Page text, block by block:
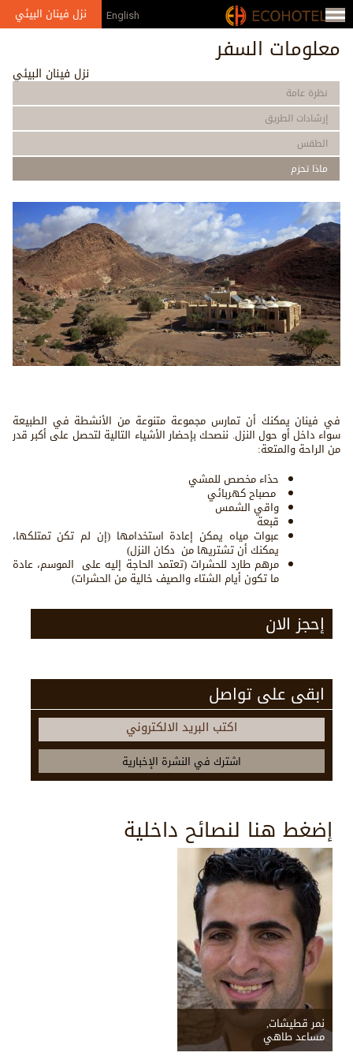
Jump to navigation
English نزل فينان البيئي
معلومات السفر
نزل فينان البيئي
نظرة عامة
إرشادات الطريق
الطقس
ماذا تحزم
في فينان يمكنك أن تمارس مجموعة متنوعة من الأنشطة في الطبيعة
سواء داخل أو حول النزل. ننصحك بإحضار الأشياء التالية لتحصل على أكبر قدر
من الراحة والمتعة:
حذاء مخصص للمشي
مصباح كهربائي
واقي الشمس
قبعة
عبوات مياه يمكن إعادة استخدامها (إن لم تكن تمتلكها،
يمكنك أن تشتريها من دكان النزل)
مرهم طارد للحشرات (تعتمد الحاجة إليه على الموسم، عادة
ما تكون أيام الشتاء والصيف خالية من الحشرات)
إحجز الان
ابقى على تواصل
اكتب البريد الالكتروني
إضغط هنا لنصائح داخلية
نمر قطيشات,
مساعد طاهي